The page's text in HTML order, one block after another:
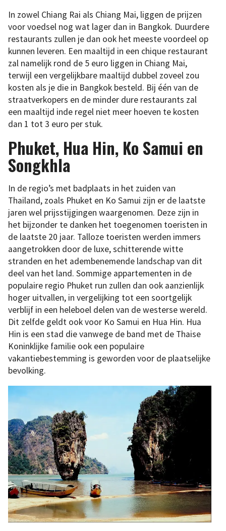
In zowel Chiang Rai als Chiang Mai, liggen de prijzen
voor voedsel nog wat lager dan in Bangkok. Duurdere
restaurants zullen je dan ook het meeste voordeel op
kunnen leveren. Een maaltijd in een chique restaurant
zal namelijk rond de 5 euro liggen in Chiang Mai,
terwijl een vergelijkbare maaltijd dubbel zoveel zou
kosten als je die in Bangkok besteld. Bij één van de
straatverkopers en de minder dure restaurants zal
een maaltijd inde regel niet meer hoeven te kosten
dan 1 tot 3 euro per stuk.
Phuket, Hua Hin, Ko Samui en
Songkhla
In de regio’s met badplaats in het zuiden van
Thailand, zoals Phuket en Ko Samui zijn er de laatste
jaren wel prijsstijgingen waargenomen. Deze zijn in
het bijzonder te danken het toegenomen toeristen in
de laatste 20 jaar. Talloze toeristen werden immers
aangetrokken door de luxe, schitterende witte
stranden en het adembenemende landschap van dit
deel van het land. Sommige appartementen in de
populaire regio Phuket run zullen dan ook aanzienlijk
hoger uitvallen, in vergelijking tot een soortgelijk
verblijf in een heleboel delen van de westerse wereld.
Dit zelfde geldt ook voor Ko Samui en Hua Hin. Hua
Hin is een stad die vanwege de band met de Thaise
Koninklijke familie ook een populaire
vakantiebestemming is geworden voor de plaatselijke
bevolking.